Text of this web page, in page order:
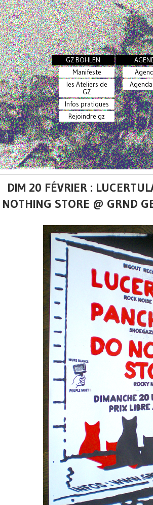
GZ BOHLEN
Manifeste
les Ateliers de
GZ
Infos pratiques
Rejoindre gz
DIM 20 FÉVRIER :
NOTHING STORE @ GRND